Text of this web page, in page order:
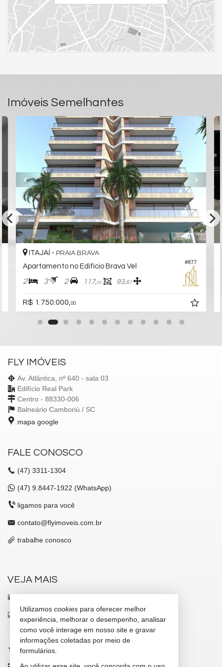
Endereço:
Rua Aririba, nº 71
Praia Brava
Itajaí /
ver mapa abaixo
Imóveis Semelhantes
#877
ITAJAÍ - PRAIA BRAVA
Apartamento no Edifício Brava Vel
2 3 2 117,00 93,61
R$ 1.750.000,00
FLY IMÓVEIS
Av. Atlântica, nº 640 - sala 03
Edifício Real Park
Centro - 88330-006
Balneário Camboriú / SC
mapa google
FALE CONOSCO
(47) 3311-1304
(47) 9.8447-1922 (WhatsApp)
ligamos para você
contato@flyimoveis.com.br
trabalhe conosco
VEJA MAIS
indicadores financeiros
cadastre seu imóvel
imóveis favoritos
Utilizamos cookies para oferecer melhor
experiência, melhorar o desempenho, analisar
como você interage em nosso site e gravar
informações coletadas por meio de
formulários.